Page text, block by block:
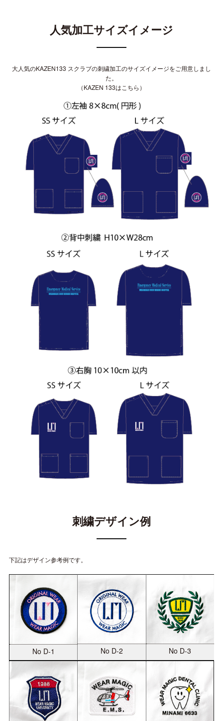
人気加工サイズイメージ
大人気のKAZEN133 スクラブの刺繍加工のサイズイメージをご用意しまし
た。
（KAZEN 133はこちら ）
刺繍デザイン例
下記はデザイン参考例です。
No D-1 No D-2 No D-3